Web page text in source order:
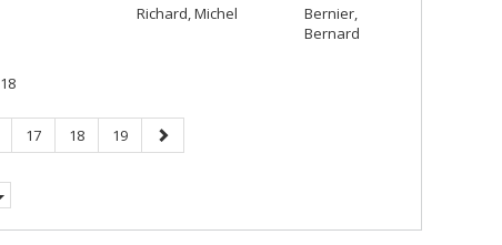
Richard, Michel
Bernier,
Bernard
Page
17 Page
18 Page
19
Page
suivante